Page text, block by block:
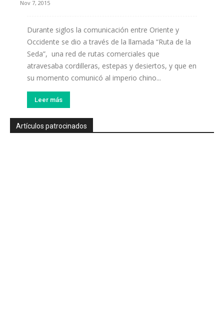
Nov 7, 2015
Durante siglos la comunicación entre Oriente y
Occidente se dio a través de la llamada “Ruta de la
Seda”, una red de rutas comerciales que
atravesaba cordilleras, estepas y desiertos, y que en
su momento comunicó al imperio chino...
Leer más
Artículos patrocinados